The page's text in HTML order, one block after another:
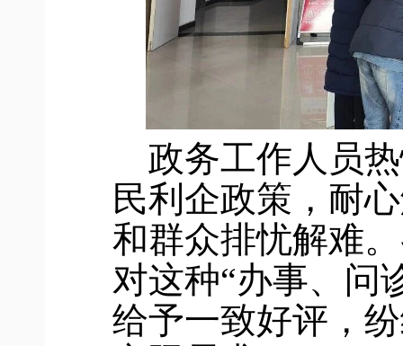
政务工作人员
民利企政策，耐
和群众排忧解难
对这种“办事、问
给予一致好评，